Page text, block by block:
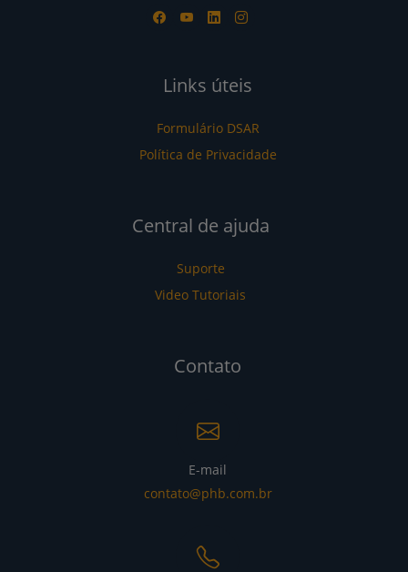
Links úteis
Formulário DSAR
Política de Privacidade
Central de ajuda
Suporte
Video Tutoriais
Contato
E-mail
contato@phb.com.br